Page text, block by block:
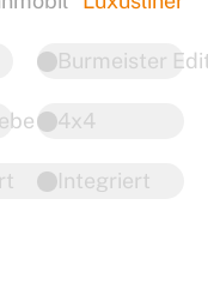
4x4
Burmeister
Integriert